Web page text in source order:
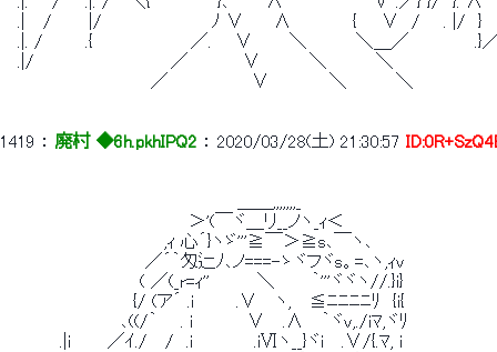
.|　 /　　　|/　　　　　　　　　ﾉ ∨　　 ∧　　　　　{　　∨　/ 　 . |/　}
.|. /　　　 .{　　　　　　　　／. 　 ∨　　　＼　　　　＼＿／　　 　 　 .}
.|/　　 　 　 　 　 　 　 ／　　　　 ∨　　　　＼　　　　＼
／　　 　 　 　 ∨　　　 　 ＼　　　　＼
1419 ： 廃村 ◆6h.pkhIPQ2 ： 2020/03/28(土) 21:30:57
＞'(￣ヾ＿リ__ノヽ_ｨ＜
,ｨ 心´}ヽゞ'''≧￣＞≧s､￣ヽ､
／´｀匁辷ﾉ､ノ===-ゝヾフヾs。=､ヽ,ｨv
( ／(_r=ｨ''　　 　 ＼　　　｀'''ヾヾヽ//.}i}
{/ (ア´ .i　　　 .∨　 ヽ,　 ≦ﾆﾆﾆﾆﾘ　{i{
､((/｀ 　 . i　　　　 ∨　 .∧　 ｀ヾv,./iﾏ,ヾﾘ
.|i　　　／ｲ./　 /　.i　　　　　.iⅥヽ__}ヾi　 .∨/{.ﾏ, i　　　　　　　